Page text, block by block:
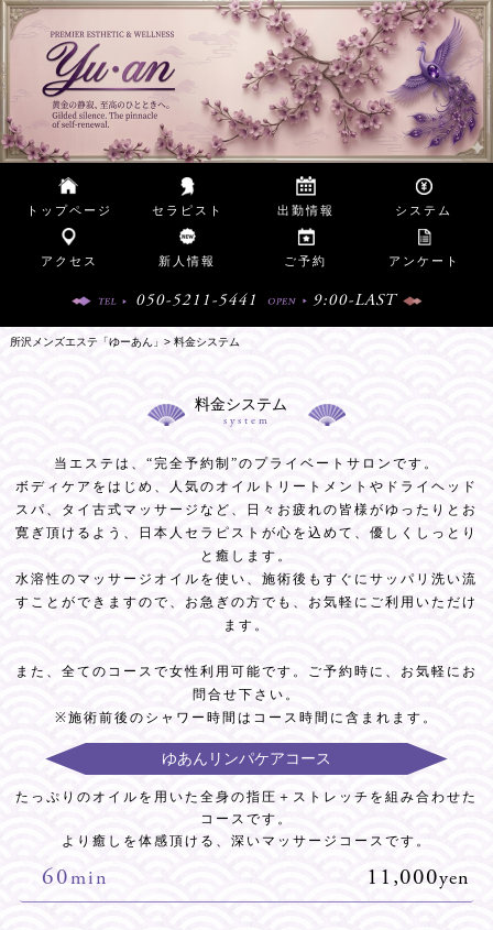
トップページ セラピスト 出勤情報 システム
アクセス 新人情報 ご予約 アンケート
050-5211-5441 9:00-LAST
所沢メンズエステ「ゆーあん」 料金システム
料金システム
system
当エステは、“完全予約制”のプライベートサロンです。
ボディケアをはじめ、人気のオイルトリートメントやドライヘッド
スパ、タイ古式マッサージなど、日々お疲れの皆様がゆったりとお
寛ぎ頂けるよう、日本人セラピストが心を込めて、優しくしっとり
と癒します。
水溶性のマッサージオイルを使い、施術後もすぐにサッパリ洗い流
すことができますので、お急ぎの方でも、お気軽にご利用いただけ
ます。
また、全てのコースで女性利用可能です。ご予約時に、お気軽にお
問合せ下さい。
※施術前後のシャワー時間はコース時間に含まれます。
ゆあんリンパケアコース
たっぷりのオイルを用いた全身の指圧＋ストレッチを組み合わせた
コースです。
より癒しを体感頂ける、深いマッサージコースです。
60min 11,000yen